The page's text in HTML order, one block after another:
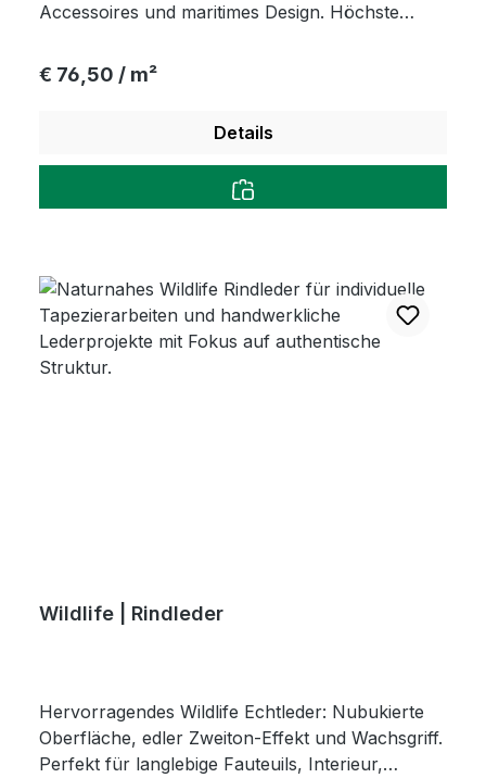
Accessoires und maritimes Design. Höchste
anspruchsvolle Projekte.
Regulärer Preis:
€ 76,50 / m²
Details
Wildlife | Rindleder
Hervorragendes Wildlife Echtleder: Nubukierte
Oberfläche, edler Zweiton-Effekt und Wachsgriff.
Perfekt für langlebige Fauteuils, Interieur,